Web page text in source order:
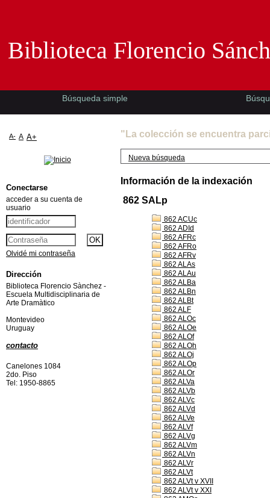
"La colección se encuentra
Nueva búsqueda
Información de la indexación
862 SALp
862 ACUc
862 ADId
862 AFRc
862 AFRo
862 AFRv
862 ALAs
862 ALAu
862 ALBa
862 ALBn
862 ALBt
862 ALF
862 ALOc
862 ALOe
862 ALOf
862 ALOh
862 ALOj
862 ALOp
862 ALOr
862 ALVa
862 ALVb
862 ALVc
862 ALVd
862 ALVe
862 ALVf
862 ALVg
862 ALVm
862 ALVn
862 ALVr
862 ALVt
862 ALVt v XVII
862 ALVt v XXI
Biblioteca Florencio
Búsqueda simple
A- A A+
Conectarse
acceder a su cuenta de
usuario
Olvidé mi contraseña
Dirección
Biblioteca Florencio Sànchez -
Escuela Multidisciplinaria de
Arte Dramàtico
Montevideo
Uruguay
contacto
Canelones 1084
2do. Piso
Tel: 1950-8865